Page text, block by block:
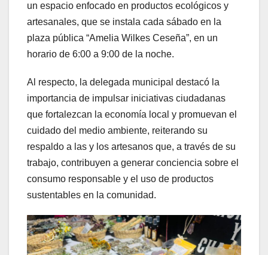
un espacio enfocado en productos ecológicos y
artesanales, que se instala cada sábado en la
plaza pública “Amelia Wilkes Ceseña”, en un
horario de 6:00 a 9:00 de la noche.
Al respecto, la delegada municipal destacó la
importancia de impulsar iniciativas ciudadanas
que fortalezcan la economía local y promuevan el
cuidado del medio ambiente, reiterando su
respaldo a las y los artesanos que, a través de su
trabajo, contribuyen a generar conciencia sobre el
consumo responsable y el uso de productos
sustentables en la comunidad.